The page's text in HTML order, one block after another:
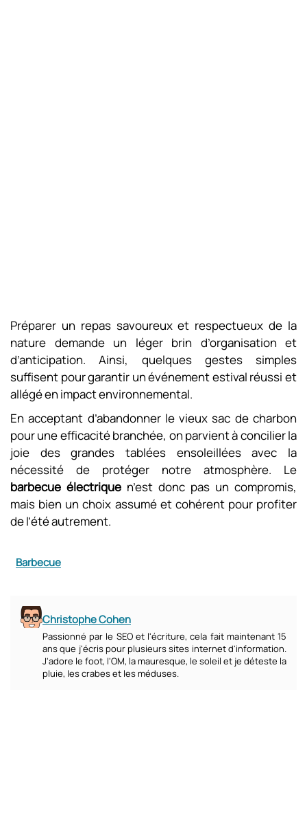
Préparer un repas savoureux et respectueux de la
nature demande un léger brin d’organisation et
d’anticipation. Ainsi, quelques gestes simples
suffisent pour garantir un événement estival réussi et
allégé en impact environnemental.
En acceptant d’abandonner le vieux sac de charbon
pour une efficacité branchée, on parvient à concilier la
joie des grandes tablées ensoleillées avec la
nécessité de protéger notre atmosphère. Le
barbecue électrique n’est donc pas un compromis,
mais bien un choix assumé et cohérent pour profiter
de l’été autrement.
Barbecue
Christophe Cohen
Passionné par le SEO et l'écriture, cela fait maintenant 15
ans que j'écris pour plusieurs sites internet d'information.
J'adore le foot, l'OM, la mauresque, le soleil et je déteste la
pluie, les crabes et les méduses.